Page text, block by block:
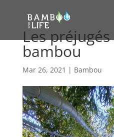
Les
bambou
Mar 26, 2021 | Bambou